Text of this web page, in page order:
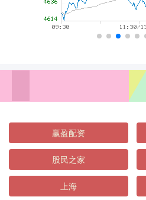
赢盈配资
股民之家
上海